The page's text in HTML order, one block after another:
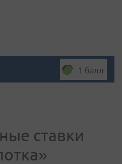
1 балл
ставки